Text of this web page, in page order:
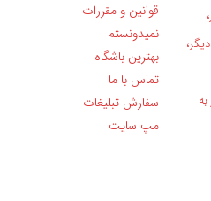
قوانین و مقررات
نمیدونستم
بهترین باشگاه
تماس با ما
سفارش تبلیغات
مپ سایت